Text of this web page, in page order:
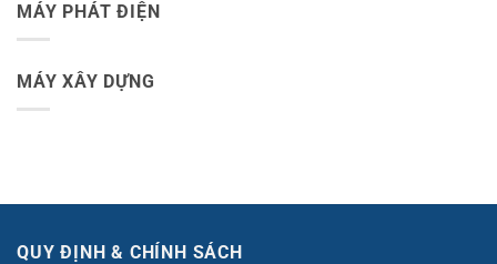
MÁY PHÁT ĐIỆN
MÁY XÂY DỰNG
QUY ĐỊNH & CHÍNH SÁCH